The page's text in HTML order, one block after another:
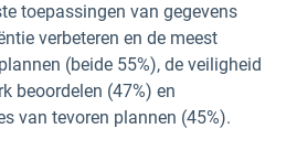
toepassingen van gegevens
verbeteren en de meest
(beide 55%), de veiligheid
beoordelen (47%) en
van tevoren plannen (45%).